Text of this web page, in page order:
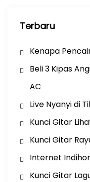
Terbaru
Kenapa
Beli 3 Kipas
AC
Live Nyanyi di
Kunci Gitar
Kunci Gitar
Internet
Kunci Gitar